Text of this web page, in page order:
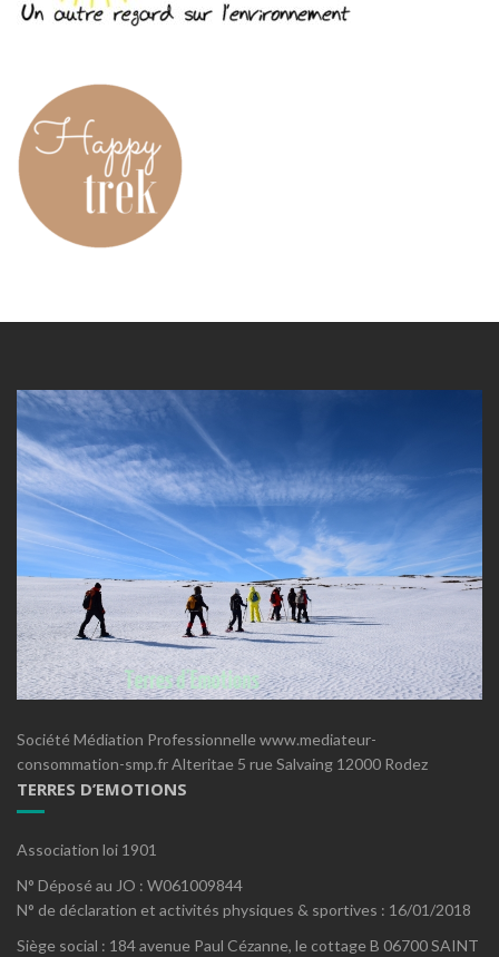
Société Médiation Professionnelle www.mediateur-
consommation-smp.fr Alteritae 5 rue Salvaing 12000 Rodez
TERRES D’EMOTIONS
Association loi 1901
N° Déposé au JO : W061009844
N° de déclaration et activités physiques & sportives : 16/01/2018
Siège social : 184 avenue Paul Cézanne, le cottage B 06700 SAINT